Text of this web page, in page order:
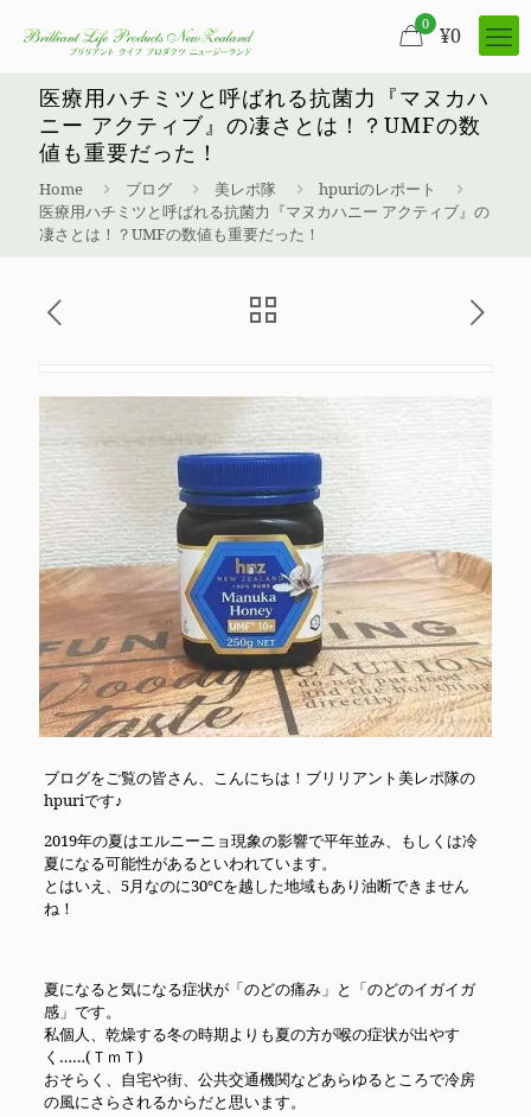
0 ¥0
医療用ハチミツと呼ばれる抗菌力『マヌカハ
ニー アクティブ』の凄さとは！？UMFの数
値も重要だった！
Home ブログ 美レポ隊
hpuriのレポート
医療用ハチミツと呼ばれる抗菌力『マヌカハニー アクティブ』の
凄さとは！？UMFの数値も重要だった！
ブログをご覧の皆さん、こんにちは！ブリリアント美レポ隊の
hpuriです♪
2019年の夏はエルニーニョ現象の影響で平年並み、もしくは冷
夏になる可能性があるといわれています。
とはいえ、5月なのに30℃を越した地域もあり油断できません
ね！
夏になると気になる症状が「のどの痛み」と「のどのイガイガ
感」です。
私個人、乾燥する冬の時期よりも夏の方が喉の症状が出やす
く……(ＴｍＴ)
おそらく、自宅や街、公共交通機関などあらゆるところで冷房
の風にさらされるからだと思います。